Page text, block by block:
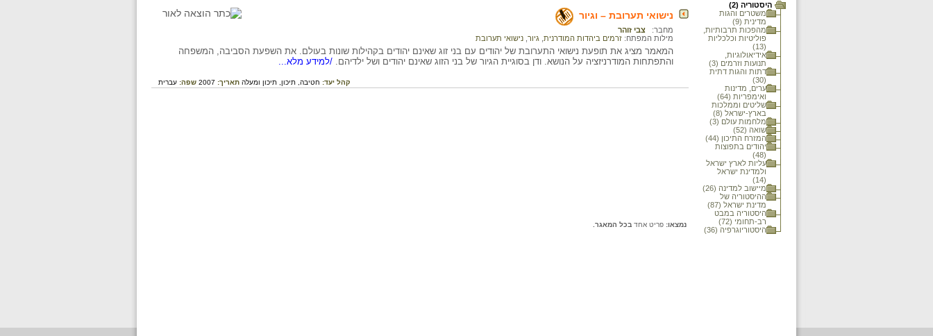
היסטוריה (2)
משטרים והגות
מדינית (9)
מהפכות תרבותיות,
פוליטיות וכלכליות
(13)
אידיאולוגיות,
תנועות וזרמים (3)
דתות והגות דתית
(30)
ערים, מדינות
ואימפריות (64)
שליטים וממלכות
בארץ-ישראל (8)
מלחמות עולם (3)
שואה (52)
המזרח התיכון (44)
יהודים בתפוצות
(48)
עליות לארץ ישראל
ולמדינת ישראל
(14)
מיישוב למדינה (26)
ההיסטוריה של
מדינת ישראל (87)
היסטוריה במבט
רב-תחומי (72)
היסטוריוגרפיה (36)
נישואי תערובת – וגיור
מחבר:
צבי זוהר
מילות המפתח: זרמים ביהדות המודרנית גיור נישואי תערובת
המאמר מציג את תופעת נישואי התערובת של יהודים עם בני זוג שאינם יהודים בקהילות שונות בעולם. את השפעת הסביבה, המשפחה
והתפתחות המודרניזציה על הנושא. ודן בסוגיית הגיור של בני הזוג שאינם יהודים ושל ילדיהם. /למידע מלא...
קהל יעד: חטיבה, תיכון, תיכון ומעלה תאריך: 2007 שפה: עברית
נמצאו: פריט אחד בכל המאגר.